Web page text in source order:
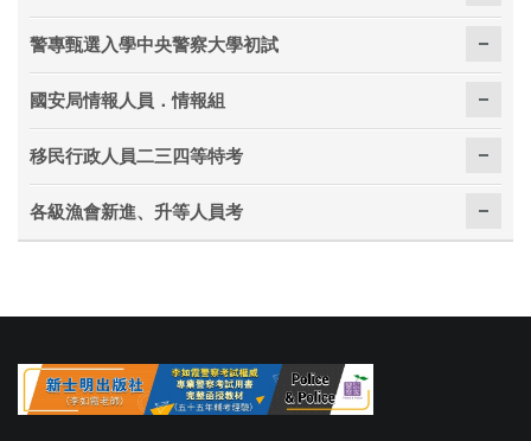
警專甄選入學中央警察大學初試
國安局情報人員．情報組
移民行政人員二三四等特考
各級漁會新進、升等人員考